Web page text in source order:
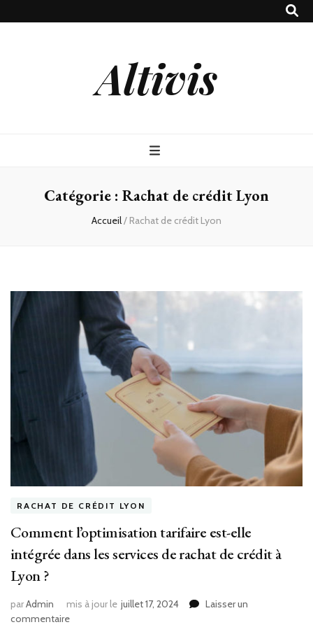
Altivis
Catégorie : Rachat de crédit Lyon
Accueil/ Rachat de crédit Lyon
RACHAT DE CRÉDIT LYON
Comment l’optimisation tarifaire est-elle
intégrée dans les services de rachat de crédit à
Lyon ?
parAdmin mis à jour le juillet 17, 2024
Laisser un
commentairesur